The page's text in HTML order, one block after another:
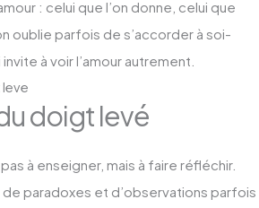
: celui que l’on donne, celui que
oublie parfois de s’accorder à soi-
à voir l’amour autrement.
doigt levé
à enseigner, mais à faire réfléchir.
paradoxes et d’observations parfois